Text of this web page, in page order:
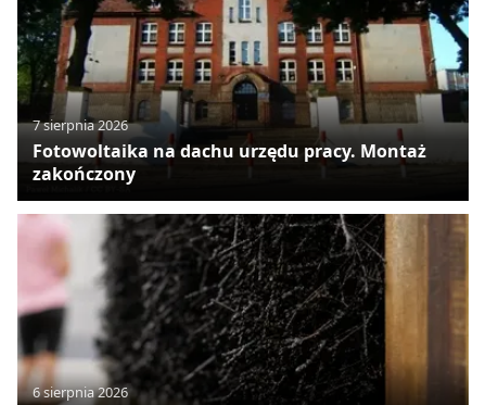
7 sierpnia 2026
Fotowoltaika na dachu urzędu pracy. Montaż
zakończony
6 sierpnia 2026